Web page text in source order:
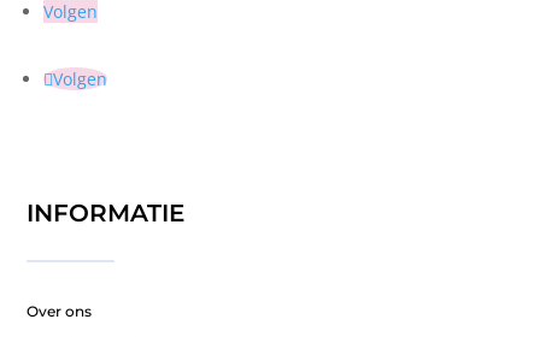
Volgen
Volgen
INFORMATIE
Over ons